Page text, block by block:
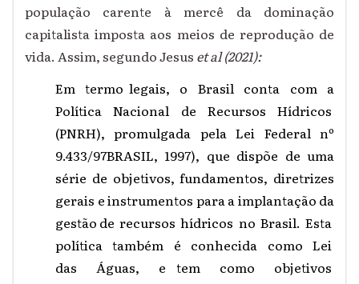
população carente à mercê da dominação
capitalista imposta aos meios de reprodução de
vida. Assim, segundo Jesus et al (2021):
Em termo legais, o Brasil conta com a
Política Nacional de Recursos Hídricos
(PNRH), promulgada pela Lei Federal nº
9.433/97BRASIL, 1997), que dispõe de uma
série de objetivos, fundamentos, diretrizes
gerais e instrumentos para a implantação da
gestão de recursos hídricos no Brasil. Esta
política também é conhecida como Lei
das Águas, e tem como objetivos